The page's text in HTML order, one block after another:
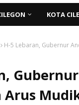
KOTA
H-5 Lebaran, Gubernur
Arus